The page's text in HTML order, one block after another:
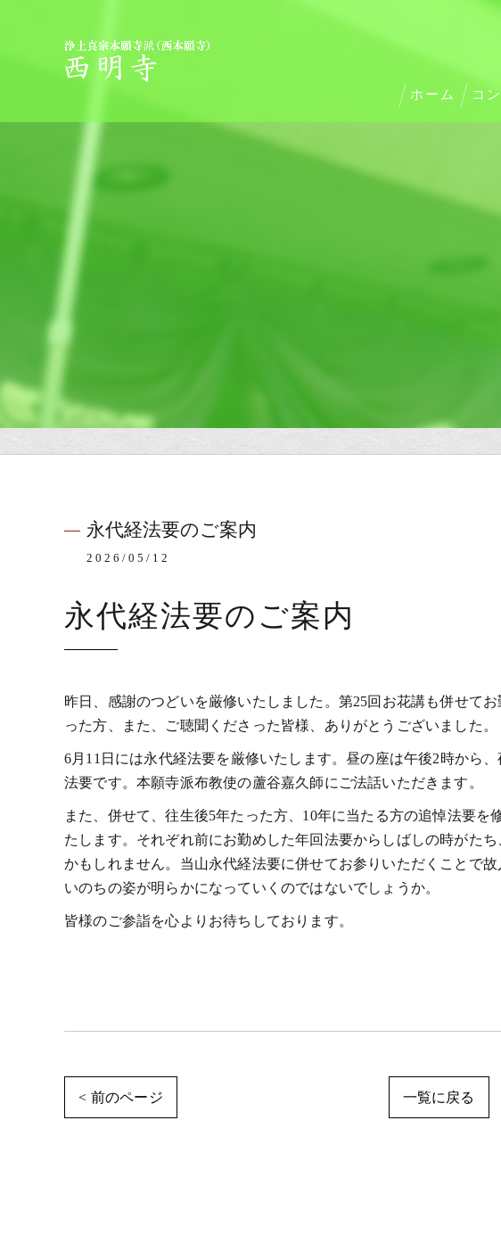
ホーム コ
永代経法要のご案内
2026/05/12
永代経法要のご案内
昨日、感謝のつどいを厳修いたしました。第25回お花講も併せて
った方、また、ご聴聞くださった皆様、ありがとうございました。
6月11日には永代経法要を厳修いたします。昼の座は午後2時から
法要です。本願寺派布教使の蘆谷嘉久師にご法話いただきます。
また、併せて、往生後5年たった方、10年に当たる方の追悼法要
たします。それぞれ前にお勤めした年回法要からしばしの時がた
かもしれません。当山永代経法要に併せてお参りいただくことで
いのちの姿が明らかになっていくのではないでしょうか。
皆様のご参詣を心よりお待ちしております。
< 前のページ 一覧に戻る